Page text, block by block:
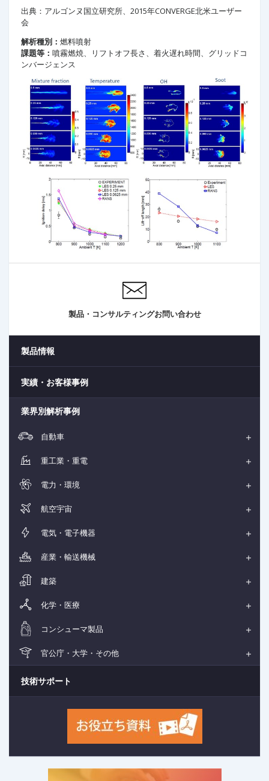
出典：アルゴンヌ国立研究所、2015年CONVERGE北米ユーザー
会
解析種別： 燃料噴射
課題等： 噴霧燃焼、リフトオフ長さ、着火遅れ時間、グリッドコ
ンバージェンス
製品・コンサルティングお問い合わせ
製品情報
実績・お客様事例
業界別解析事例
自動車
重工業・重電
電力・環境
航空宇宙
電気・電子機器
産業・輸送機械
建築
化学・医療
コンシューマ製品
官公庁・大学・その他
技術サポート